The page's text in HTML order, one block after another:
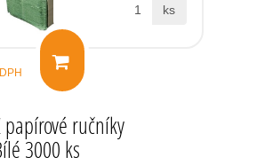
ks
papírové ručníky
3000 ks